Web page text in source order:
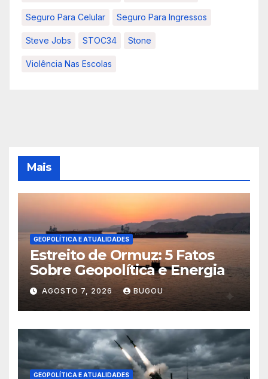
Seguro Para Celular Seguro Para Ingressos
Steve Jobs STOC34 Stone
Violência Nas Escolas
Mais
GEOPOLÍTICA E ATUALIDADES
Estreito de Ormuz: 5 Fatos
Sobre Geopolítica e Energia
AGOSTO 7, 2026 BUGOU
GEOPOLÍTICA E ATUALIDADES